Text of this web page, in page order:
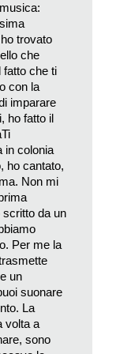
insieme. «E
che si crea
Cek. In
in
Non viene
della natura
per tutti. Accade
linguaggio
anche
musica, portarla
senza essere
di farlo in
«Il linguaggio
o vissuti
è proprio
hanno storie
trovato
che
fatto che ti
con la
imparare
ho fatto il
in colonia
ho cantato,
Non mi
scritto da un
Per me la
un
suonare
La
volta a
sono